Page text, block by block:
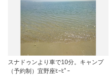
スナドゥンより車で10分。キャンプ
（予約制）宜野座ﾋｰﾋﾟｰ